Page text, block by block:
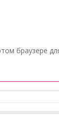
браузере